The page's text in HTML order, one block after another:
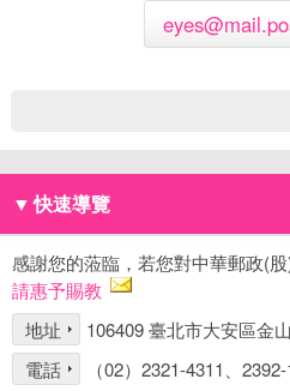
▼ 快速導覽
感謝您的蒞臨，若您對中華郵政(
請惠予賜教
地址
106409 臺北市大安區金
電話
（02）2321-4311、